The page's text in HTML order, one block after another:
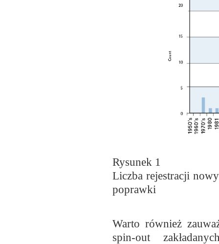
Rysunek 1
Liczba rejestracji
poprawki
Warto również
spin-out